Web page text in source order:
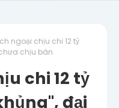
ngoại chịu chi 12 tỷ
chịu bán
chi 12 tỷ
đại